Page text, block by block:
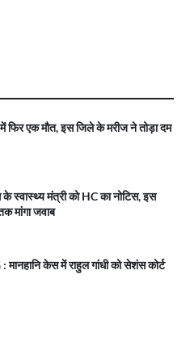
में फिर एक मौत, इस जिले के मरीज ने तोड़ा दम
स्वास्थ्य मंत्री को HC का नोटिस, इस
मांगा जवाब
केस में राहुल गांधी को सेशंस कोर्ट